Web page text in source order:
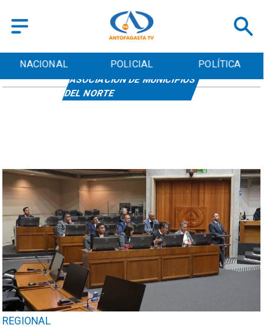
NACIONAL POLICIAL POLÍTICA
REGIONAL
ASOCIACIÓN DE MUNICIPIOS
DEL NORTE